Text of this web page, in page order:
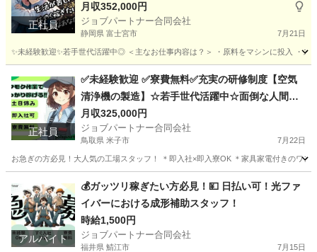
正社員
自転車用のヘルメットに関する軽作業補助
月収352,000円
ジョブパートナー合同会社
静岡県 富士宮市 7月21日
✨未経験歓迎✨若手世代活躍中◎ ＜主なお仕事内容は？＞ ・原料をマシンに投入 ・
工場 未経験
正社員
✅未経験歓迎 ✅寮費無料✅充実の研修制度【空気
清浄機の製造】☆若手世代活躍中☆面倒な人間関
係はナシ！
月収325,000円
ジョブパートナー合同会社
鳥取県 米子市 7月22日
お急ぎの方必見！大人気の工場スタッフ！ ＊即入社×即入寮OK ＊家具家電付きのワ
工場 未経験
アルバイト
💰ガッツリ稼ぎたい方必見！💴 日払い可！光ファ
イバーにおける成形補助スタッフ！
時給1,500円
ジョブパートナー合同会社
福井県 鯖江市 7月15日